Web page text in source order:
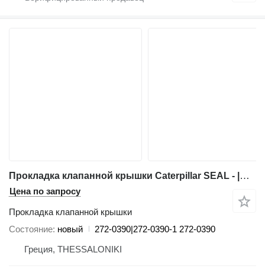
Прокладка клапанной крышки Caterpillar SEAL - |CATERPILLAR - SEAL - GENUINE 272-0390|272-0390-1 для строительной техники Caterpillar
Цена по запросу
Прокладка клапанной крышки
Состояние новый
272-0390|272-0390-1 272-0390
Греция, THESSALONIKI